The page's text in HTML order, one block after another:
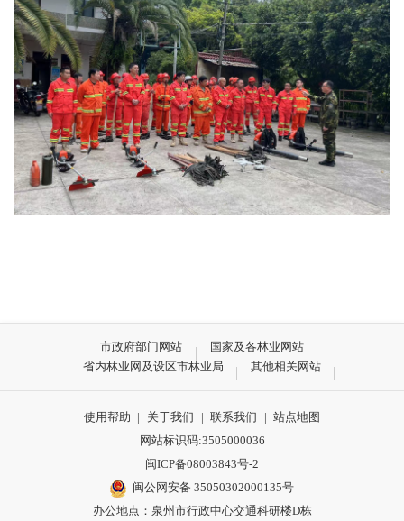
市政府部门网站
国家及各林业网站
省内林业网及设区市林业局
其他相关网站
使用帮助 | 关于我们 | 联系我们 | 站点地图
网站标识码:3505000036
闽ICP备08003843号-2
闽公网安备 35050302000135号
办公地点：泉州市行政中心交通科研楼D栋